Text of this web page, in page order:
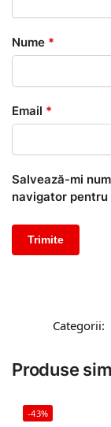
Nume *
Email *
Salvează-mi
navigator
Categorii:
Produse
-43%